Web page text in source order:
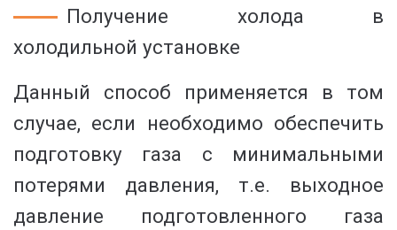
Получение холода в
холодильной установке
Данный способ применяется в том
случае, если необходимо обеспечить
подготовку газа с минимальными
потерями давления, т.е. выходное
давление подготовленного газа